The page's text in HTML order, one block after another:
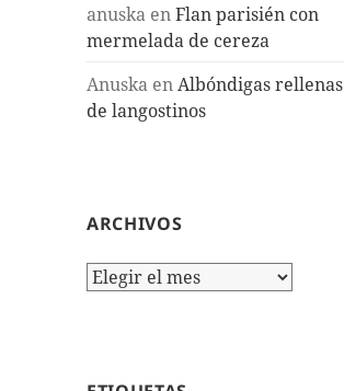
anuska enFlan parisién con
mermelada de cereza
Anuska enAlbóndigas rellenas
de langostinos
ARCHIVOS
Archivos